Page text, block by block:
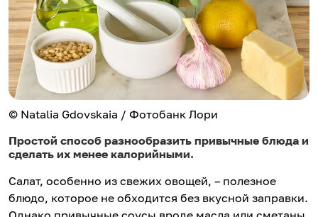
© Natalia Gdovskaia / Фотобанк Лори
Простой способ разнообразить привычные блюда и
сделать их менее калорийными.
Салат, особенно из свежих овощей, – полезное
блюдо, которое не обходится без вкусной заправки.